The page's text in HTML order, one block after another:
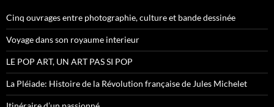
h
e
r
:
Cinq ouvrages entre photographie, culture et bande dessinée
Voyage dans son royaume interieur
LE POP ART, UN ART PAS SI POP
La Pléiade: Histoire de la Révolution française de Jules Michelet